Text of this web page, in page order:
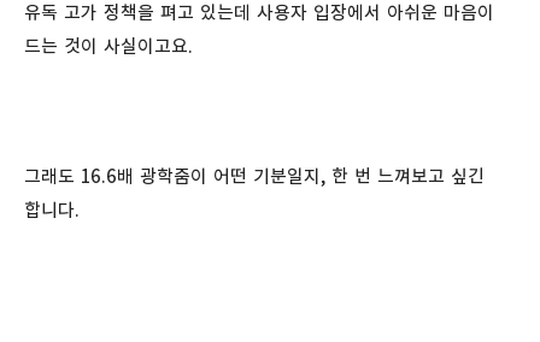
유독 고가 정책을 펴고 있는데 사용자 입장에서 아쉬운 마음이
드는 것이 사실이고요.
그래도 16.6배 광학줌이 어떤 기분일지, 한 번 느껴보고 싶긴
합니다.